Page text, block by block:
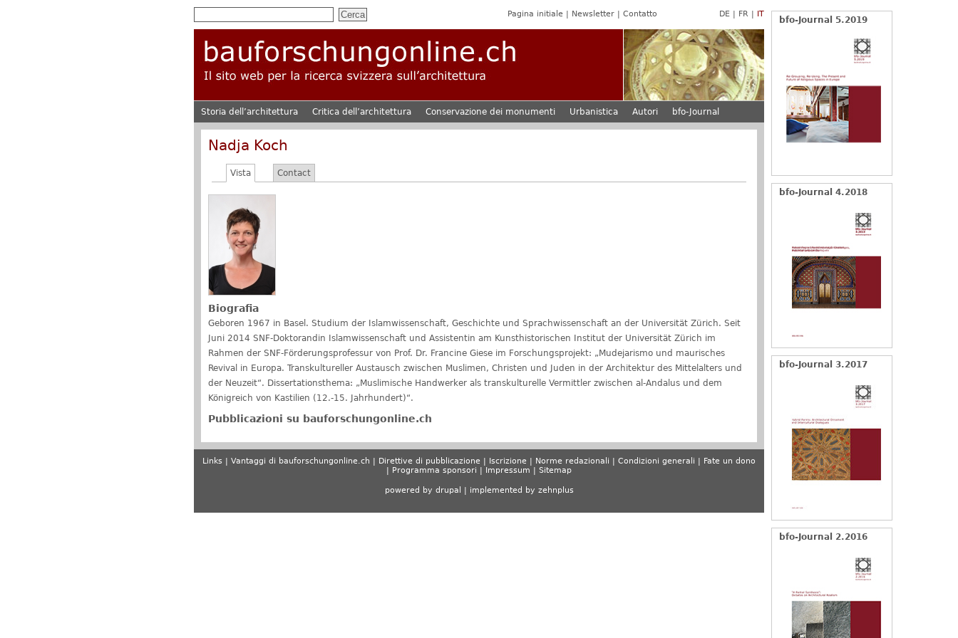
bfo-Journal 5.2019
bfo-Journal 4.2018
bfo-Journal 3.2017
bfo-Journal 2.2016
Pagina initiale Newsletter Contatto DE FR IT
Storia dell’architettura Critica dell’architettura Conservazione dei monumenti Urbanistica Autori bfo-Journal
Nadja Koch
Vista Contact
Biografia
Geboren 1967 in Basel. Studium der Islamwissenschaft, Geschichte und Sprachwissenschaft an der Universität Zürich. Seit
Juni 2014 SNF-Doktorandin Islamwissenschaft und Assistentin am Kunsthistorischen Institut der Universität Zürich im
Rahmen der SNF-Förderungsprofessur von Prof. Dr. Francine Giese im Forschungsprojekt: „Mudejarismo und maurisches
Revival in Europa. Transkultureller Austausch zwischen Muslimen, Christen und Juden in der Architektur des Mittelalters und
der Neuzeit“. Dissertationsthema: „Muslimische Handwerker als transkulturelle Vermittler zwischen al-Andalus und dem
Königreich von Kastilien (12.-15. Jahrhundert)“.
Pubblicazioni su bauforschungonline.ch
Links Vantaggi di bauforschungonline.ch Direttive di pubblicazione Iscrizione Norme redazionali Condizioni generali
Fate un dono
Programma sponsori
Impressum Sitemap
powered by drupal | implemented by zehnplus